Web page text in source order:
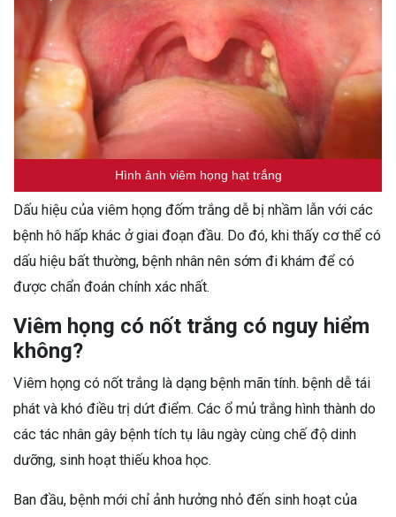
Hình ảnh viêm họng hạt trắng
Dấu hiệu của viêm họng đốm trắng dễ bị nhầm lẫn với các
bệnh hô hấp khác ở giai đoạn đầu. Do đó, khi thấy cơ thể có
dấu hiệu bất thường, bệnh nhân nên sớm đi khám để có
được chẩn đoán chính xác nhất.
Viêm họng có nốt trắng có nguy hiểm
không?
Viêm họng có nốt trắng là dạng bệnh mãn tính. bệnh dễ tái
phát và khó điều trị dứt điểm. Các ổ mủ trắng hình thành do
các tác nhân gây bệnh tích tụ lâu ngày cùng chế độ dinh
dưỡng, sinh hoạt thiếu khoa học.
Ban đầu, bệnh mới chỉ ảnh hưởng nhỏ đến sinh hoạt của